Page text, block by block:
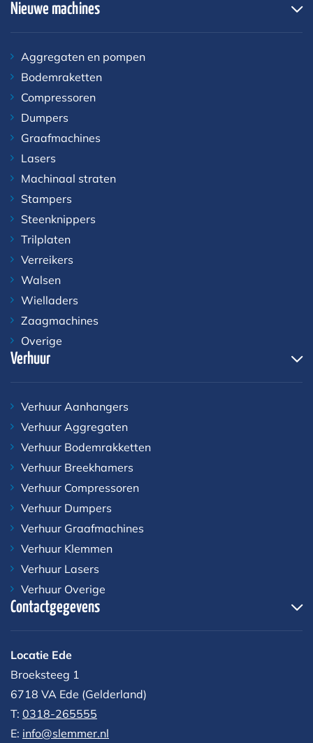
Nieuwe machines
Aggregaten en pompen
Bodemraketten
Compressoren
Dumpers
Graafmachines
Lasers
Machinaal straten
Stampers
Steenknippers
Trilplaten
Verreikers
Walsen
Wielladers
Zaagmachines
Overige
Verhuur
Verhuur Aanhangers
Verhuur Aggregaten
Verhuur Bodemrakketten
Verhuur Breekhamers
Verhuur Compressoren
Verhuur Dumpers
Verhuur Graafmachines
Verhuur Klemmen
Verhuur Lasers
Verhuur Overige
Contactgegevens
Locatie Ede
Broeksteeg 1
6718 VA Ede (Gelderland)
T: 0318-265555
E: info@slemmer.nl